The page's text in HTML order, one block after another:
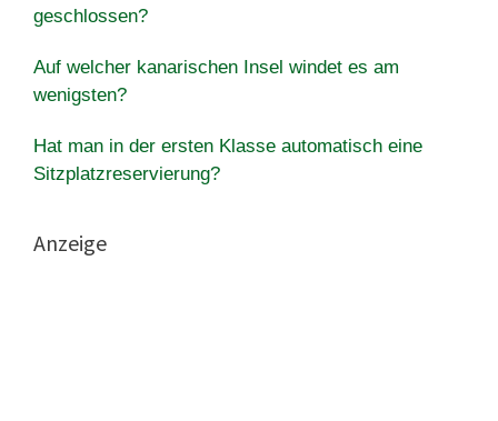
geschlossen?
Auf welcher kanarischen Insel windet es am
wenigsten?
Hat man in der ersten Klasse automatisch eine
Sitzplatzreservierung?
Anzeige